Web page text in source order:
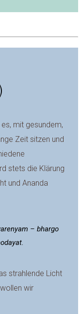
mit gesundem,
Zeit sitzen und
stets die Klärung
und Ananda
– bhargo
strahlende Licht
wir